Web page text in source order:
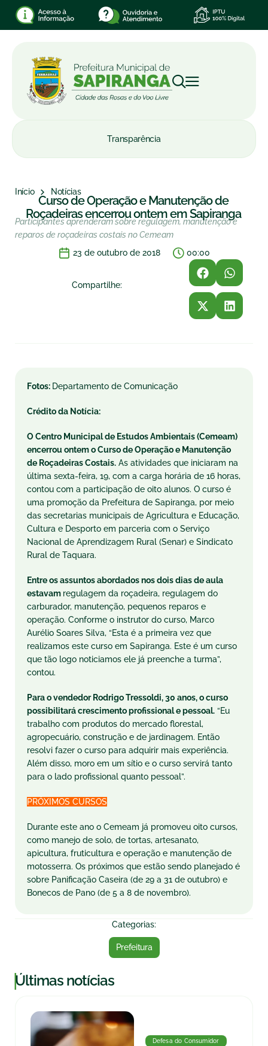
Transparência
Início Notícias
Curso de Operação e Manutenção de
Roçadeiras encerrou ontem em Sapiranga
Participantes aprenderam sobre regulagem, manutenção e
reparos de roçadeiras costais no Cemeam
23 de outubro de 2018
00:00
Compartilhe:
Fotos: Departamento de Comunicação
Crédito da Notícia:
O Centro Municipal de Estudos Ambientais (Cemeam)
encerrou ontemo Curso de Operação e Manutenção
de Roçadeiras Costais. As atividades que iniciaram na
última sexta-feira, 19, com a carga horária de 16 horas,
contou com a participação de oito alunos. O curso é
uma promoção da Prefeitura de Sapiranga, por meio
das secretarias municipais de Agricultura e Educação,
Cultura e Desporto em parceria com o Serviço
Nacional de Aprendizagem Rural (Senar) e Sindicato
Rural de Taquara.
Entre os assuntos abordados nos dois dias de aula
estavam regulagem da roçadeira, regulagem do
carburador, manutenção, pequenos reparos e
operação. Conforme o instrutor do curso, Marco
Aurélio Soares Silva, “Esta é a primeira vez que
realizamos este curso em Sapiranga. Este é um curso
que tão logo noticiamos ele já preenche a turma”,
contou.
Para o vendedor Rodrigo Tressoldi, 30 anos, o curso
possibilitará crescimento profissional e pessoal. “Eu
trabalho com produtos do mercado florestal,
agropecuário, construção e de jardinagem. Então
resolvi fazer o curso para adquirir mais experiência.
Além disso, moro em um sítio e o curso servirá tanto
para o lado profissional quanto pessoal”.
PRÓXIMOS CURSOS
Durante este ano o Cemeam já promoveu oito cursos,
como manejo de solo, de tortas, artesanato,
apicultura, fruticultura e operação e manutenção de
motosserra. Os próximos que estão sendo planejado é
sobre Panificação Caseira (de 29 a 31 de outubro) e
Bonecos de Pano (de 5 a 8 de novembro).
Categorias:
Prefeitura
|Últimas notícias
Defesa do Consumidor